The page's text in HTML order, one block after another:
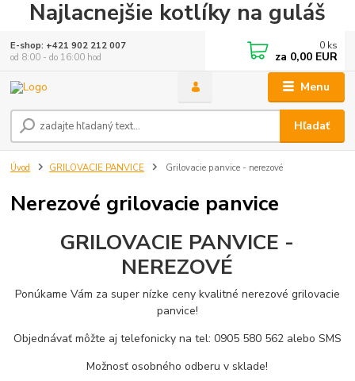
Najlacnejšie kotlíky na guláš
Menu
Hľadať
E-shop: +421 902 212 007
od 8:00 - do 16:00 hod
0 ks
za 0,00 EUR
Úvod GRILOVACIE PANVICE Grilovacie panvice - nerezové
Nerezové grilovacie panvice
GRILOVACIE PANVICE -
NEREZOVÉ
Ponúkame Vám za super nízke ceny kvalitné nerezové grilovacie
panvice!
Objednávať môžte aj telefonicky na tel: 0905 580 562 alebo SMS
Možnosť osobného odberu v sklade!